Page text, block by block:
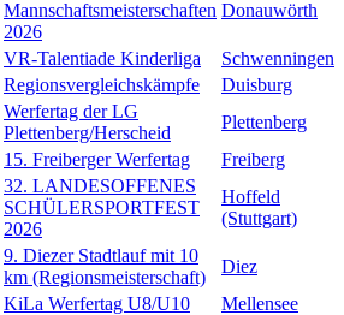
Mannschaftsmeisterschaften
2026
Donauwörth
VR-Talentiade Kinderliga
Schwenningen
Regionsvergleichskämpfe
Duisburg
Werfertag der LG
Plettenberg/Herscheid
Plettenberg
15. Freiberger Werfertag Freiberg
32. LANDESOFFENES
SCHÜLERSPORTFEST
2026
Hoffeld
(Stuttgart)
9. Diezer Stadtlauf mit 10
km (Regionsmeisterschaft)
Diez
KiLa Werfertag U8/U10
Mellensee